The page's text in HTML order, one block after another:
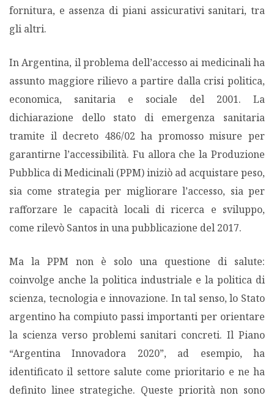
fornitura, e assenza di piani assicurativi sanitari, tra
gli altri.
In Argentina, il problema dell’accesso ai medicinali ha
assunto maggiore rilievo a partire dalla crisi politica,
economica, sanitaria e sociale del 2001. La
dichiarazione dello stato di emergenza sanitaria
tramite il decreto 486/02 ha promosso misure per
garantirne l’accessibilità. Fu allora che la Produzione
Pubblica di Medicinali (PPM) iniziò ad acquistare peso,
sia come strategia per migliorare l’accesso, sia per
rafforzare le capacità locali di ricerca e sviluppo,
come rilevò Santos in una pubblicazione del 2017.
Ma la PPM non è solo una questione di salute:
coinvolge anche la politica industriale e la politica di
scienza, tecnologia e innovazione. In tal senso, lo Stato
argentino ha compiuto passi importanti per orientare
la scienza verso problemi sanitari concreti. Il Piano
“Argentina Innovadora 2020”, ad esempio, ha
identificato il settore salute come prioritario e ne ha
definito linee strategiche. Queste priorità non sono